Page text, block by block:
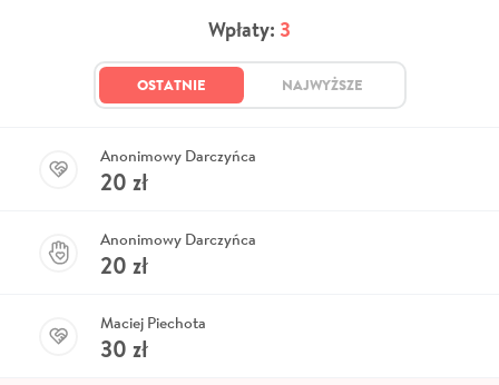
Wpłaty: 3
OSTATNIE NAJWYŻSZE
Anonimowy Darczyńca
20 zł
Anonimowy Darczyńca
20 zł
Maciej Piechota
30 zł